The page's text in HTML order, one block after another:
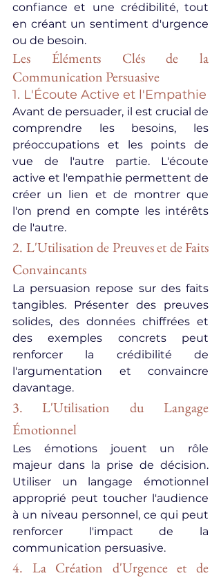
confiance et une crédibilité, tout
en créant un sentiment d'urgence
ou de besoin.
Les Éléments Clés de la
Communication Persuasive
1. L'Écoute Active et l'Empathie
Avant de persuader, il est crucial de
comprendre les besoins, les
préoccupations et les points de
vue de l'autre partie. L'écoute
active et l'empathie permettent de
créer un lien et de montrer que
l'on prend en compte les intérêts
de l'autre.
2. L'Utilisation de Preuves et de Faits
Convaincants
La persuasion repose sur des faits
tangibles. Présenter des preuves
solides, des données chiffrées et
des exemples concrets peut
renforcer la crédibilité de
l'argumentation et convaincre
davantage.
3. L'Utilisation du Langage
Émotionnel
Les émotions jouent un rôle
majeur dans la prise de décision.
Utiliser un langage émotionnel
approprié peut toucher l'audience
à un niveau personnel, ce qui peut
renforcer l'impact de la
communication persuasive.
4. La Création d'Urgence et de